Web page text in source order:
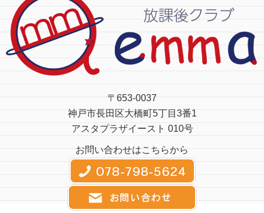
〒653-0037
神戸市長田区大橋町5丁目3番1
アスタプラザイースト 010号
お問い合わせはこちらから